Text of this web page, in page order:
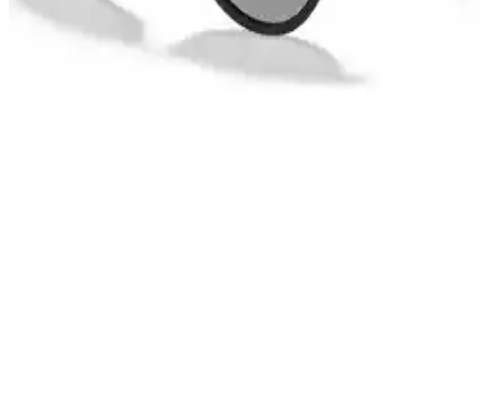
GlimmerGroove'un özellikleri, kullanıcı yorumları ve
karşılaştırmasıyla, ihtiyaçlarınıza en uygun seçimi yapmanıza